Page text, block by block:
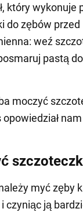
który wykonuje
do zębów
weź
pastą
moczyć
opowiedział
myć zęby
czyniąc ją